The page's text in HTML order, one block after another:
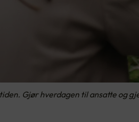
Gjør hverdagen til ansatte og